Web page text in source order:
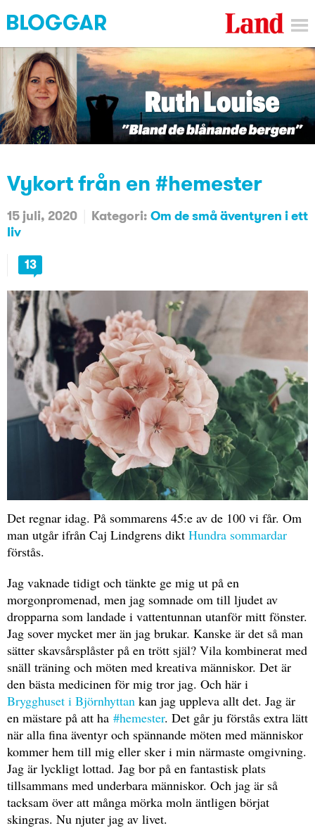
Vykort från en #hemester
15 juli, 2020 Kategori: Om de små äventyren i ett
liv
13
Det regnar idag. På sommarens 45:e av de 100 vi får. Om
man utgår ifrån Caj Lindgrens dikt Hundra sommardar
förstås.
Jag vaknade tidigt och tänkte ge mig ut på en
morgonpromenad, men jag somnade om till ljudet av
dropparna som landade i vattentunnan utanför mitt fönster.
Jag sover mycket mer än jag brukar. Kanske är det så man
sätter skavsårsplåster på en trött själ? Vila kombinerat med
snäll träning och möten med kreativa människor. Det är
den bästa medicinen för mig tror jag. Och här i
Brygghuset i Björnhyttan kan jag uppleva allt det. Jag är
en mästare på att ha #hemester. Det går ju förstås extra lätt
när alla fina äventyr och spännande möten med människor
kommer hem till mig eller sker i min närmaste omgivning.
Jag är lyckligt lottad. Jag bor på en fantastisk plats
tillsammans med underbara människor. Och jag är så
tacksam över att många mörka moln äntligen börjat
skingras. Nu njuter jag av livet.